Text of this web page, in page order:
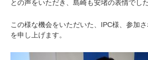
との声をいただき、島崎も安堵の表情でした
この様な機会をいただいた、IPC様、参加
を申し上げます。